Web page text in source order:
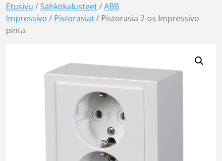
Etusivu /Sähkökalusteet/ABB
Impressivo / Pistorasiat/ Pistorasia 2-os Impressivo
pinta